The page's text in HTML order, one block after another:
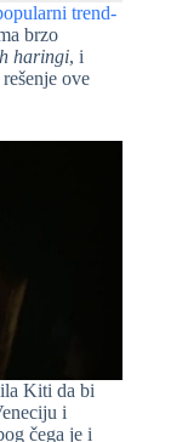
trend-
brzo
haringi, i
ove
Kiti da bi
i
čega je i